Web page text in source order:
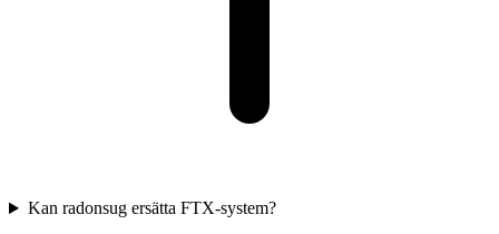
Kan radonsug ersätta FTX-system?